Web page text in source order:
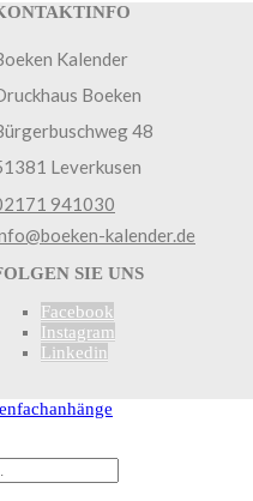
Kalender
Boeken
48
Leverkusen
941030
kalender.de
SIE UNS
Facebook
Instagram
Linkedin